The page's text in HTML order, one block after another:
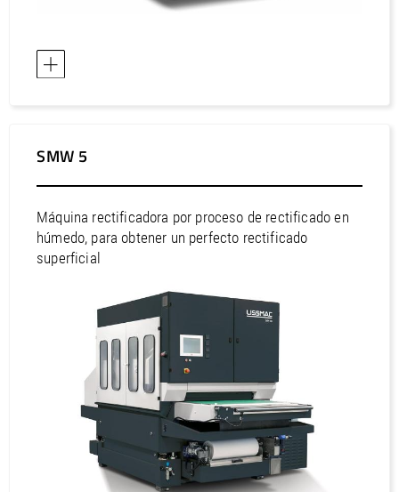
SMW 5
Máquina rectificadora por proceso de rectificado en
húmedo, para obtener un perfecto rectificado
superficial